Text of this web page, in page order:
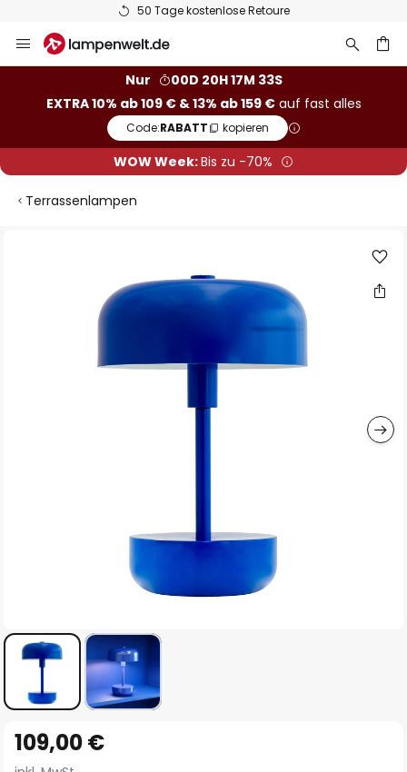
50 Tage kostenlose Retoure
Inhalt
Nur
00D 20H 17M 32S
EXTRA 10% ab 109 € & 13% ab 159 €auf fast alles
Code:RABATT kopieren
WOW Week:Bis zu -70%
Terrassenlampen
Anfang
109,00 €